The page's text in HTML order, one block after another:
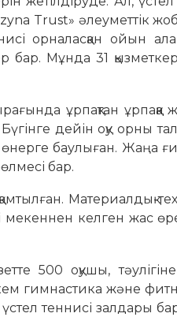
Trust» әлеуметтік
орналасқан ойын
бар. Мұнда 31
ұрпақтан ұрпаққа
дейін оқу орны
өнерге баулыған. Жаңа
бар.
Материалдық-
мекеннен келген жас
500 оқушы,
гимнастика және
теннисі залдары